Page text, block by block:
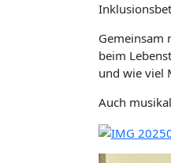
Gemeinsam
beim
und wie viel
Auch